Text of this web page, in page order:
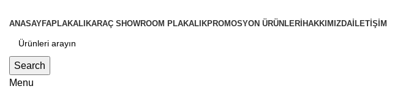
ANASAYFAPLAKALIKARAÇ SHOWROOM PLAKALIKPROMOSYON ÜRÜNLERİ HAKKIMIZDA İLETİŞİM
Search
Menu